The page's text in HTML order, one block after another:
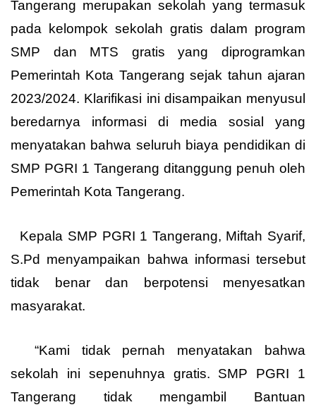
Tangerang merupakan sekolah yang termasuk
pada kelompok sekolah gratis dalam program
SMP dan MTS gratis yang diprogramkan
Pemerintah Kota Tangerang sejak tahun ajaran
2023/2024. Klarifikasi ini disampaikan menyusul
beredarnya informasi di media sosial yang
menyatakan bahwa seluruh biaya pendidikan di
SMP PGRI 1 Tangerang ditanggung penuh oleh
Pemerintah Kota Tangerang.
Kepala SMP PGRI 1 Tangerang, Miftah Syarif,
S.Pd menyampaikan bahwa informasi tersebut
tidak benar dan berpotensi menyesatkan
masyarakat.
“Kami tidak pernah menyatakan bahwa
sekolah ini sepenuhnya gratis. SMP PGRI 1
Tangerang tidak mengambil Bantuan